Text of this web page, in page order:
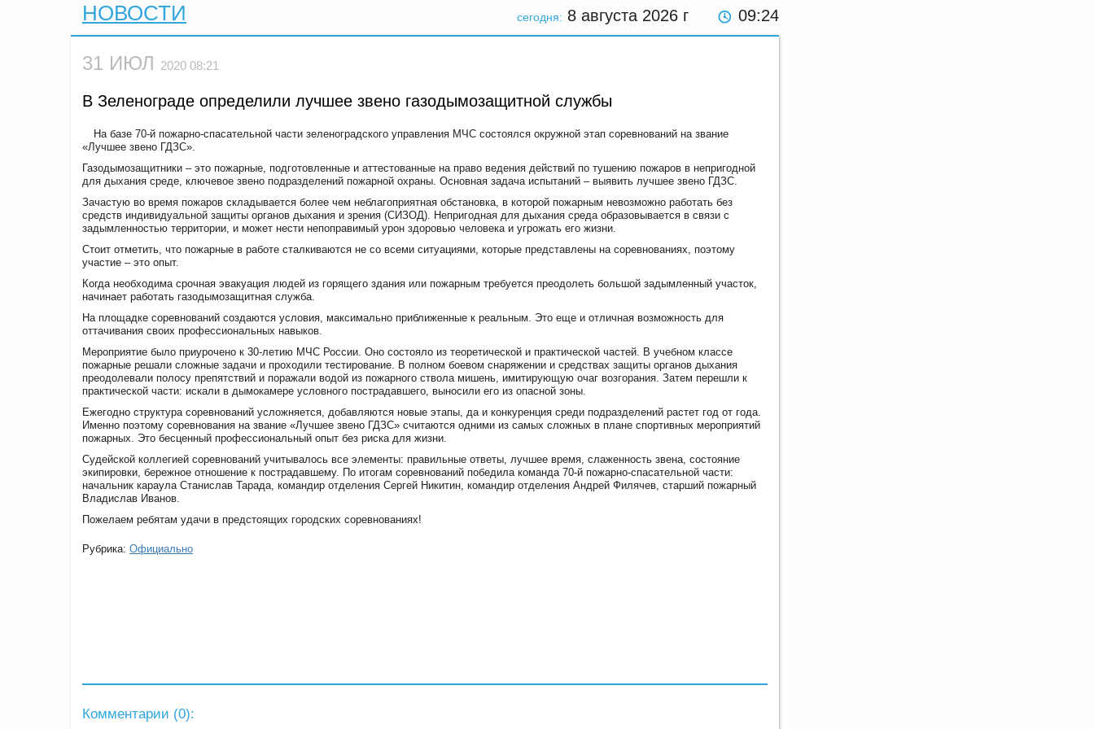
сегодня: 8 августа 2026 г 09:24
НОВОСТИ
31 ИЮЛ 2020 08:21
В Зеленограде определили лучшее звено газодымозащитной службы
На базе 70-й пожарно-спасательной части зеленоградского управления МЧС состоялся окружной этап соревнований на звание
«Лучшее звено ГДЗС».
Газодымозащитники – это пожарные, подготовленные и аттестованные на право ведения действий по тушению пожаров в непригодной
для дыхания среде, ключевое звено подразделений пожарной охраны. Основная задача испытаний – выявить лучшее звено ГДЗС.
Зачастую во время пожаров складывается более чем неблагоприятная обстановка, в которой пожарным невозможно работать без
средств индивидуальной защиты органов дыхания и зрения (СИЗОД). Непригодная для дыхания среда образовывается в связи с
задымленностью территории, и может нести непоправимый урон здоровью человека и угрожать его жизни.
Стоит отметить, что пожарные в работе сталкиваются не со всеми ситуациями, которые представлены на соревнованиях, поэтому
участие – это опыт.
Когда необходима срочная эвакуация людей из горящего здания или пожарным требуется преодолеть большой задымленный участок,
начинает работать газодымозащитная служба.
На площадке соревнований создаются условия, максимально приближенные к реальным. Это еще и отличная возможность для
оттачивания своих профессиональных навыков.
Мероприятие было приурочено к 30-летию МЧС России. Оно состояло из теоретической и практической частей. В учебном классе
пожарные решали сложные задачи и проходили тестирование. В полном боевом снаряжении и средствах защиты органов дыхания
преодолевали полосу препятствий и поражали водой из пожарного ствола мишень, имитирующую очаг возгорания. Затем перешли к
практической части: искали в дымокамере условного пострадавшего, выносили его из опасной зоны.
Ежегодно структура соревнований усложняется, добавляются новые этапы, да и конкуренция среди подразделений растет год от года.
Именно поэтому соревнования на звание «Лучшее звено ГДЗС» считаются одними из самых сложных в плане спортивных мероприятий
пожарных. Это бесценный профессиональный опыт без риска для жизни.
Судейской коллегией соревнований учитывалось все элементы: правильные ответы, лучшее время, слаженность звена, состояние
экипировки, бережное отношение к пострадавшему. По итогам соревнований победила команда 70-й пожарно-спасательной части:
начальник караула Станислав Тарада, командир отделения Сергей Никитин, командир отделения Андрей Филячев, старший пожарный
Владислав Иванов.
Пожелаем ребятам удачи в предстоящих городских соревнованиях!
Рубрика: Официально
Комментарии (0):